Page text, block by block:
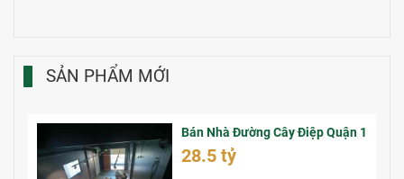
SẢN PHẨM MỚI
Bán Nhà Đường Cây Điệp Quận 1
28.5 tỷ